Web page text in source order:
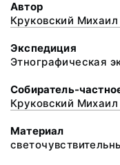
Автор
Круковский
Экспедиция
Этнографическая
Собиратель-
Круковский
Материал